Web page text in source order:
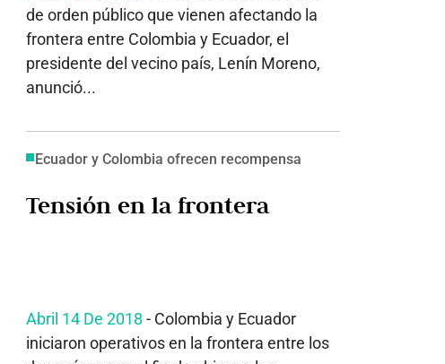
de orden público que vienen afectando la
frontera entre Colombia y Ecuador, el
presidente del vecino país, Lenín Moreno,
anunció...
Ecuador y Colombia ofrecen recompensa
Tensión en la frontera
Abril 14 De 2018 - Colombia y Ecuador
iniciaron operativos en la frontera entre los